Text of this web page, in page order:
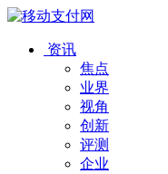
资讯
焦点
业界
视角
创新
评测
企业